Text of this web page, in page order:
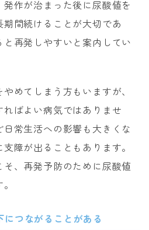
発作が治まった後に尿酸値を
間続けることが大切であ
と再発しやすいと案内してい
めてしまう方もいますが、
ばよい病気ではありませ
常生活への影響も大きくな
障が出ることもあります。
、再発予防のために尿酸値
つながることがある